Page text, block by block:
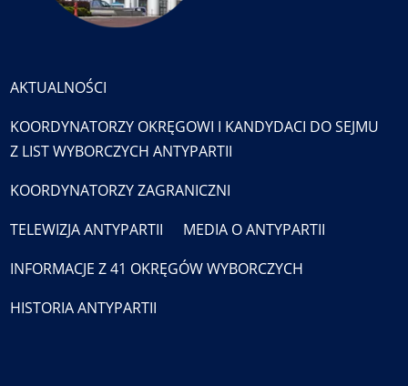
AKTUALNOŚCI
KOORDYNATORZY OKRĘGOWI I KANDYDACI DO SEJMU
Z LIST WYBORCZYCH ANTYPARTII
KOORDYNATORZY ZAGRANICZNI
TELEWIZJA ANTYPARTII
MEDIA O ANTYPARTII
INFORMACJE Z 41 OKRĘGÓW WYBORCZYCH
HISTORIA ANTYPARTII